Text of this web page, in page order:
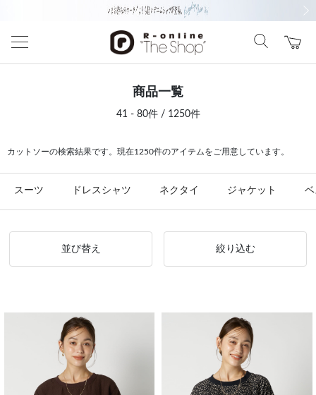
商品一覧
41 - 80件 / 1250件
カットソーの検索結果です。現在1250件のアイテムをご用意しています。
スーツ ドレスシャツ ネクタイ ジャケット
並び替え 絞り込む